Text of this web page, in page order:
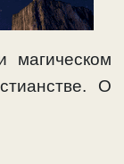
магическом
О